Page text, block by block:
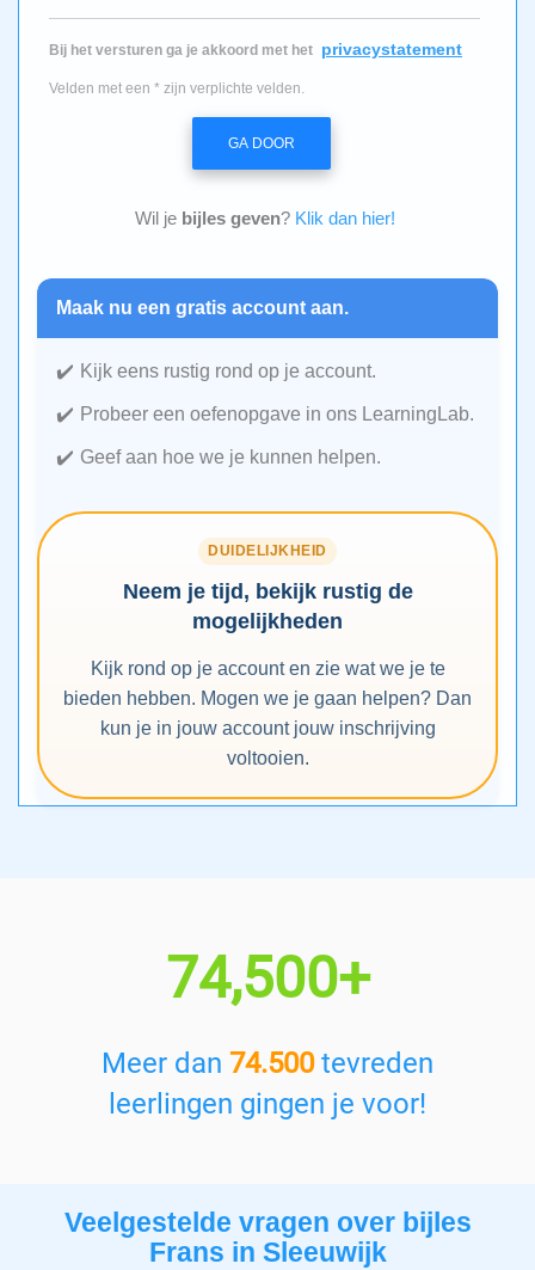
Bij het versturen ga je akkoord met het privacystatement
Velden met een * zijn verplichte velden.
GA DOOR
Wil je bijles geven? Klik dan hier!
Maak nu een gratis account aan.
Kijk eens rustig rond op je account.
Probeer een oefenopgave in ons LearningLab.
Geef aan hoe we je kunnen helpen.
DUIDELIJKHEID
Neem je tijd, bekijk rustig de
mogelijkheden
Kijk rond op je account en zie wat we je te
bieden hebben. Mogen we je gaan helpen? Dan
kun je in jouw account jouw inschrijving
voltooien.
74,500+
Meer dan 74.500tevreden
leerlingen gingen je voor!
Veelgestelde vragen over bijles
Frans in Sleeuwijk